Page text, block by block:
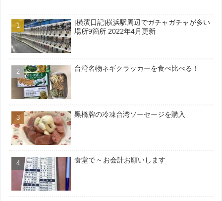
[橫濱日記]横浜駅周辺でガチャガチャが多い
場所9箇所 2022年4月更新
台湾名物ネギクラッカーを食べ比べる！
黑橋牌の冷凍台湾ソーセージを購入
食堂で ~ お会計お願いします